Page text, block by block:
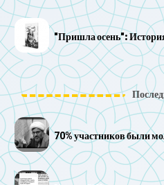
"Пришла осень":
70% участников были